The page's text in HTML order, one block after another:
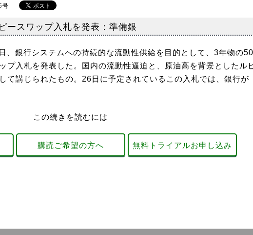
号
ースワップ入札を発表：準備銀
銀行システムへの持続的な流動性供給を目的として、3年物の50
プ入札を発表した。国内の流動性逼迫と、原油高を背景としたル
て講じられたもの。26日に予定されているこの入札では、銀行が
この続きを読むには
購読ご希望の方へ 無料トライアルお申し込み